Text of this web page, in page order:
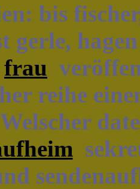
bis
gerle,
frau
reihe